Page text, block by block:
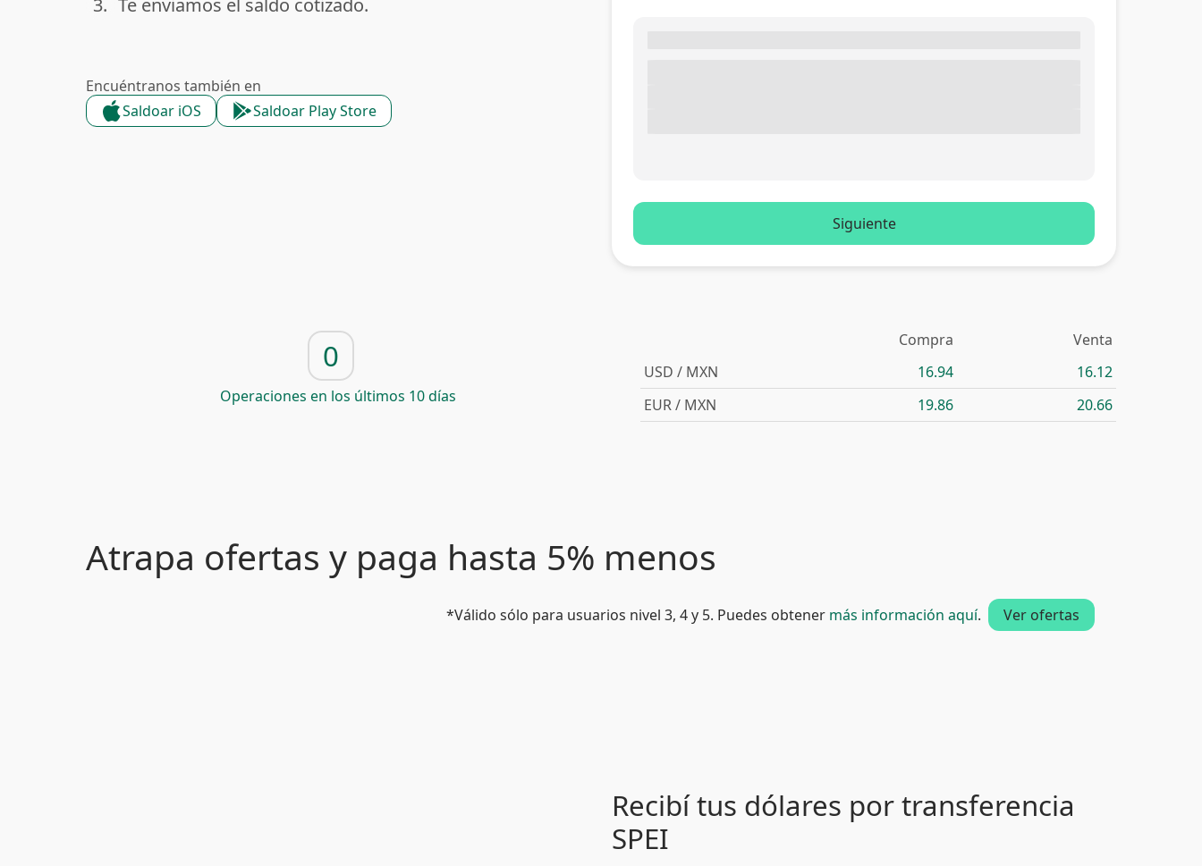
done
3. Te enviamos el saldo cotizado.
Encuéntranos también en
Saldoar iOS
Saldoar Play Store
Siguiente
0
Operaciones en los últimos 10 días
Compra
Venta
USD / MXN
16.94
16.12
EUR / MXN
19.86 20.66
Atrapa ofertas y paga hasta 5% menos
*Válido sólo para usuarios nivel 3, 4 y 5. Puedes obtener más información aquí. Ver ofertas
Recibí tus dólares por transferencia
SPEI